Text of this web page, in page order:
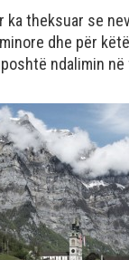
ka theksuar se
dhe për
ndalimin